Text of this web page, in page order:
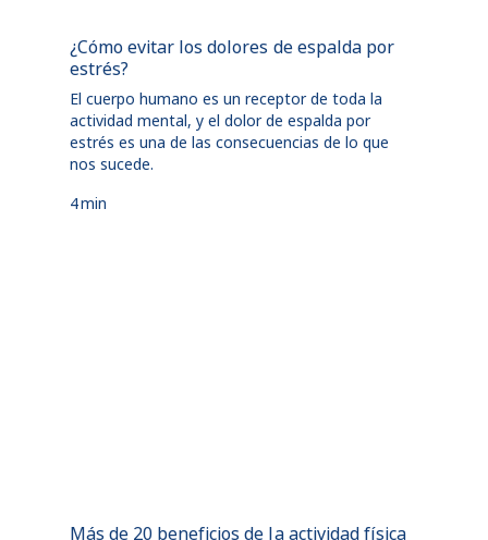
¿Cómo evitar los dolores de espalda por
estrés?
El cuerpo humano es un receptor de toda la
actividad mental, y el dolor de espalda por
estrés es una de las consecuencias de lo que
nos sucede.
4min
Más de 20 beneficios de la actividad física